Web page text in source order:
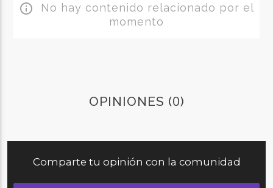
info_outline No hay contenido relacionado por el
momento
OPINIONES (0)
Comparte tu opinión con la comunidad